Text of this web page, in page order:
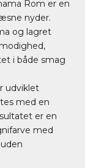
Rom er en
nyder.
og lagret
i både smag
udviklet
med en
er en
med